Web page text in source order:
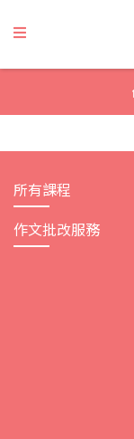
content
所有課程
作文批改服務